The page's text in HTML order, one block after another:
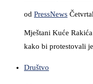
od PressNews
Mještani Kuće
kako bi protestovali
Društvo